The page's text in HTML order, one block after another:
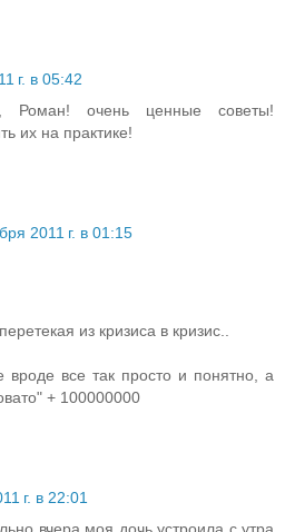
г. в 05:42
Роман! очень ценные советы!
их на практике!
2011 г. в 01:15
из кризиса в кризис..
вроде все так просто и понятно, а
+ 100000000
г. в 22:01